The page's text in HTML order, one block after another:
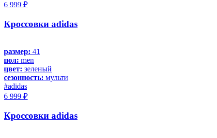
6 999 ₽
Кроссовки adidas
размер: 41
пол: men
цвет: зеленый
сезонность: мульти
#adidas
6 999 ₽
Кроссовки adidas